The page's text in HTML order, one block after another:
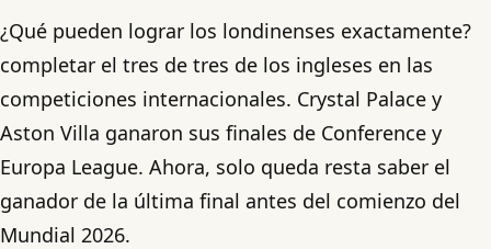
¿Qué pueden lograr los londinenses exactamente?
completar el tres de tres de los ingleses en las
competiciones internacionales. Crystal Palace y
Aston Villa ganaron sus finales de Conference y
Europa League. Ahora, solo queda resta saber el
ganador de la última final antes del comienzo del
Mundial 2026.